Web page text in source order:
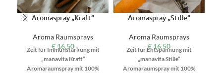
Aromaspray „Kraft“
Aroma Raumsprays
€ 16,50
Zeit für Immunstärkung mit
„manavita Kraft“
Aromaraumspray mit 100%
Aromaspray „Stille“
Aroma Raumsprays
€ 16,50
Zeit für Entspannung mit
„manavita Stille“
Aromaraumspray mit 100%